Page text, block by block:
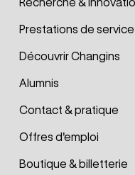
Prestations de service
Découvrir Changins
Alumnis
Contact & pratique
Offres d'emploi
Boutique & billetterie